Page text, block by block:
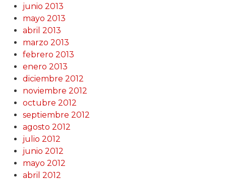
junio 2013
mayo 2013
abril 2013
marzo 2013
febrero 2013
enero 2013
diciembre 2012
noviembre 2012
octubre 2012
septiembre 2012
agosto 2012
julio 2012
junio 2012
mayo 2012
abril 2012